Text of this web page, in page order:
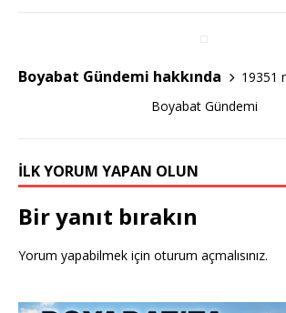
o
k
Boyabat Gündemi hakkında
19351
Boyabat Gündemi
İLK YORUM YAPAN OLUN
Bir yanıt bırakın
Yorum yapabilmek için oturum açmalısınız.